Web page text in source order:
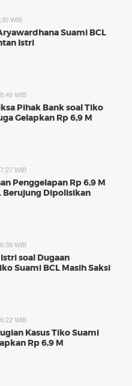
WIB
Suami BCL
Istri
WIB
Pihak Bank soal Tiko
Gelapkan Rp 6,9 M
WIB
Penggelapan Rp 6,9 M
Berujung Dipolisikan
WIB
soal Dugaan
Suami BCL Masih Saksi
WIB
Kasus Tiko Suami
Rp 6,9 M